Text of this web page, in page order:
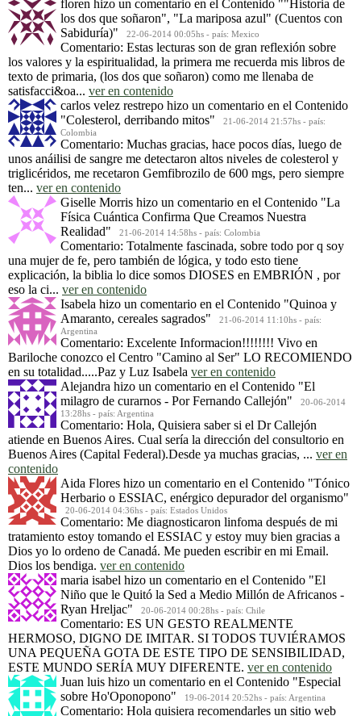
floren hizo un comentario en el Contenido ""Historia de
los dos que soñaron", "La mariposa azul" (Cuentos con
Sabiduría)"
22-06-2014 00:05hs - país: Mexico
Comentario: Estas lecturas son de gran reflexión sobre
los valores y la espiritualidad, la primera me recuerda mis libros de
texto de primaria, (los dos que soñaron) como me llenaba de
satisfacci&oa... ver en contenido
carlos velez restrepo hizo un comentario en el Contenido
"Colesterol, derribando mitos"
21-06-2014 21:57hs - país:
Colombia
Comentario: Muchas gracias, hace pocos días, luego de
unos anáilisi de sangre me detectaron altos niveles de colesterol y
triglicéridos, me recetaron Gemfibrozilo de 600 mgs, pero siempre
ten... ver en contenido
Giselle Morris hizo un comentario en el Contenido "La
Física Cuántica Confirma Que Creamos Nuestra
Realidad"
21-06-2014 14:58hs - país: Colombia
Comentario: Totalmente fascinada, sobre todo por q soy
una mujer de fe, pero también de lógica, y todo esto tiene
explicación, la biblia lo dice somos DIOSES en EMBRIÓN , por
eso la ci... ver en contenido
Isabela hizo un comentario en el Contenido "Quinoa y
Amaranto, cereales sagrados"
21-06-2014 11:10hs - país:
Argentina
Comentario: Excelente Informacion!!!!!!!! Vivo en
Bariloche conozco el Centro "Camino al Ser" LO RECOMIENDO
en su totalidad.....Paz y Luz Isabela ver en contenido
Alejandra hizo un comentario en el Contenido "El
milagro de curarnos - Por Fernando Callejón"
20-06-2014
13:28hs - país: Argentina
Comentario: Hola, Quisiera saber si el Dr Callejón
atiende en Buenos Aires. Cual sería la dirección del consultorio en
Buenos Aires (Capital Federal).Desde ya muchas gracias, ... ver en
contenido
Aida Flores hizo un comentario en el Contenido "Tónico
Herbario o ESSIAC, enérgico depurador del organismo"
20-06-2014 04:36hs - país: Estados Unidos
Comentario: Me diagnosticaron linfoma después de mi
tratamiento estoy tomando el ESSIAC y estoy muy bien gracias a
Dios yo lo ordeno de Canadá. Me pueden escribir en mi Email.
Dios los bendiga. ver en contenido
maria isabel hizo un comentario en el Contenido "El
Niño que le Quitó la Sed a Medio Millón de Africanos -
Ryan Hreljac"
20-06-2014 00:28hs - país: Chile
Comentario: ES UN GESTO REALMENTE
HERMOSO, DIGNO DE IMITAR. SI TODOS TUVIÉRAMOS
UNA PEQUEÑA GOTA DE ESTE TIPO DE SENSIBILIDAD,
ESTE MUNDO SERÍA MUY DIFERENTE. ver en contenido
Juan luis hizo un comentario en el Contenido "Especial
sobre Ho'Oponopono"
19-06-2014 20:52hs - país: Argentina
Comentario: Hola quisiera recomendarles un sitio web